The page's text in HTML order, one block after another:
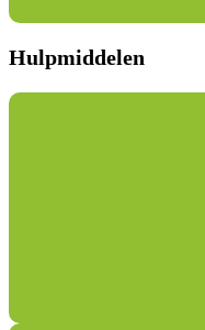
Hulpmiddelen